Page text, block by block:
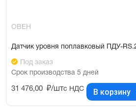
ОВЕН
Датчик уровня поплавковый ПДУ-
Под заказ
Срок производства 5 дней
31 476,00 ₽/штс НДС В корзину